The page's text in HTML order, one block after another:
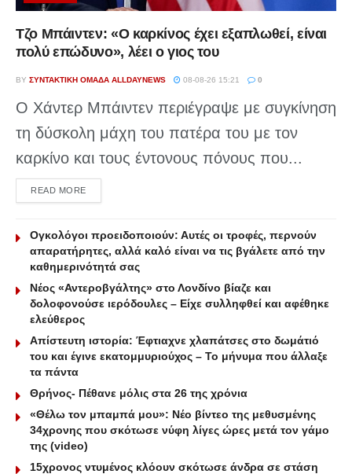
Τζο Μπάιντεν: «Ο καρκίνος έχει εξαπλωθεί, είναι
πολύ επώδυνο», λέει ο γιος του
BY ΣΥΝΤΑΚΤΙΚΉ ΟΜΆΔΑ ALLDAYNEWS 08-08-26 15:21 0
Ο Χάντερ Μπάιντεν περιέγραψε με συγκίνηση
τη δύσκολη μάχη του πατέρα του με τον
καρκίνο και τους έντονους πόνους που...
READ MOREDETAILS
Ογκολόγοι προειδοποιούν: Αυτές οι τροφές, περνούν
απαρατήρητες, αλλά καλό είναι να τις βγάλετε από την
καθημερινότητά σας
Νέος «Αντεροβγάλτης» στο Λονδίνο βίαζε και
δολοφονούσε ιερόδουλες – Είχε συλληφθεί και αφέθηκε
ελεύθερος
Απίστευτη ιστορία: Έφτιαχνε χλαπάτσες στο δωμάτιό
του και έγινε εκατομμυριούχος – Το μήνυμα που άλλαξε
τα πάντα
Θρήνος- Πέθανε μόλις στα 26 της χρόνια
«Θέλω τον μπαμπά μου»: Νέο βίντεο της μεθυσμένης
34χρονης που σκότωσε νύφη λίγες ώρες μετά τον γάμο
της (video)
15χρονος ντυμένος κλόουν σκότωσε άνδρα σε στάση